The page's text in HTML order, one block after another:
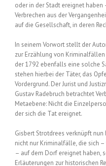
oder in der Stadt ereignet
Verbrechen aus der
auf die Gesellschaft, in deren
In seinem Vorwort stellt der
zur Erzählung von
der 1792 ebenfalls eine solche
stehen hierbei der Täter, das
Vordergrund. Der Jurist und
Gustav Radebruch betrachtet
Metaebene: Nicht die
der sich die Tat ereignet.
Gisbert Strotdrees verknüpft
nicht nur Kriminalfälle, die sich
– auf dem Dorf ereignet haben,
Erläuterungen zur historischen